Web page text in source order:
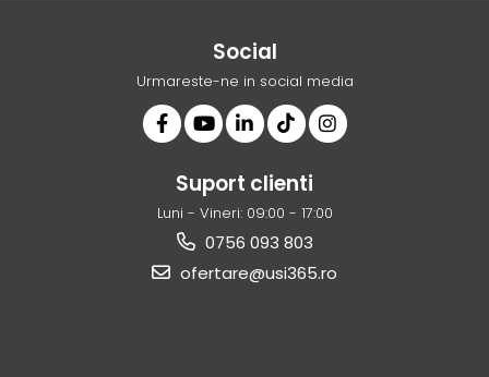
Social
Urmareste-ne in social media
Suport clienti
Luni - Vineri: 09:00 - 17:00
0756 093 803
ofertare@usi365.ro